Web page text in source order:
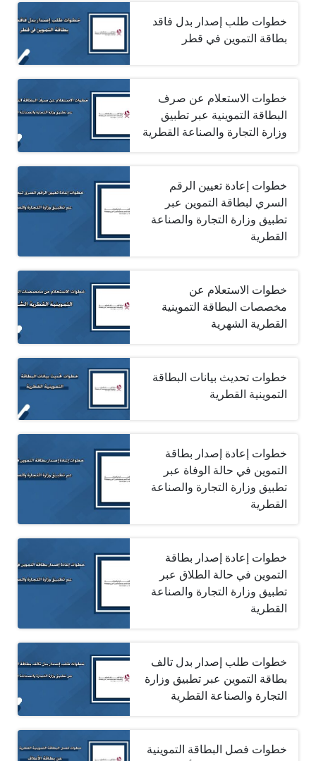
خطوات طلب إصدار بدل فاقد
بطاقة التموين في قطر
خطوات الاستعلام عن صرف
البطاقة التموينية عبر تطبيق
وزارة التجارة والصناعة القطرية
خطوات إعادة تعيين الرقم
السري لبطاقة التموين عبر
تطبيق وزارة التجارة والصناعة
القطرية
خطوات الاستعلام عن
مخصصات البطاقة التموينية
القطرية الشهرية
خطوات تحديث بيانات البطاقة
التموينية القطرية
خطوات إعادة إصدار بطاقة
التموين في حالة الوفاة عبر
تطبيق وزارة التجارة والصناعة
القطرية
خطوات إعادة إصدار بطاقة
التموين في حالة الطلاق عبر
تطبيق وزارة التجارة والصناعة
القطرية
خطوات طلب إصدار بدل تالف
بطاقة التموين عبر تطبيق وزارة
التجارة والصناعة القطرية
خطوات فصل البطاقة التموينية